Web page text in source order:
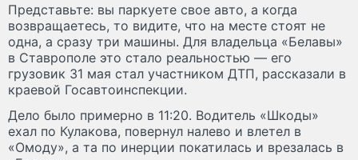
Представьте: вы паркуете свое авто, а когда
возвращаетесь, то видите, что на месте стоят не
одна, а сразу три машины. Для владельца «Белавы»
в Ставрополе это стало реальностью — его
грузовик 31 мая стал участником ДТП, рассказали в
краевой Госавтоинспекции.
Дело было примерно в 11:20. Водитель «Шкоды»
ехал по Кулакова, повернул налево и влетел в
«Омоду», а та по инерции покатилась и врезалась в